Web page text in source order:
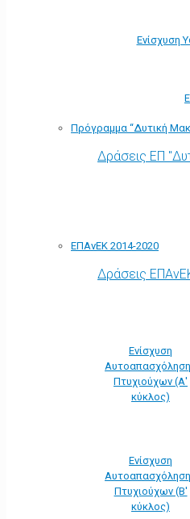
Ενίσχυση
Πρόγραμμα “Δυτική
Δράσεις ΕΠ
ΕΠΑνΕΚ 2014-2020
Δράσεις
Ενίσχυση
Πτυχιούχων (Α'
κύκλος)
Ενίσχυση
Πτυχιούχων (Β'
κύκλος)